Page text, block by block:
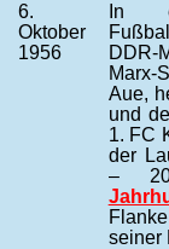
6.
Oktober
1956
In
DDR-
Marx-
Aue,
und
1. FC
der
–
seiner